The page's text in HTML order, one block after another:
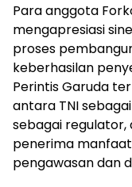
Para anggota
mengapresiasi
proses
keberhasilan
Perintis Garuda
antara TNI
sebagai
penerima
pengawasan dan